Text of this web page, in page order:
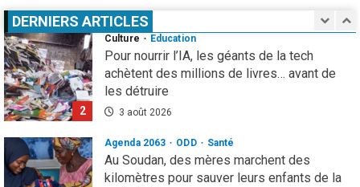
DERNIERS ARTICLES
4 août 2026
2
Culture Education
Pour nourrir l’IA, les géants de la tech
achètent des millions de livres… avant de
les détruire
3 août 2026
Agenda 2063 ODD Santé
Au Soudan, des mères marchent des
kilomètres pour sauver leurs enfants de la